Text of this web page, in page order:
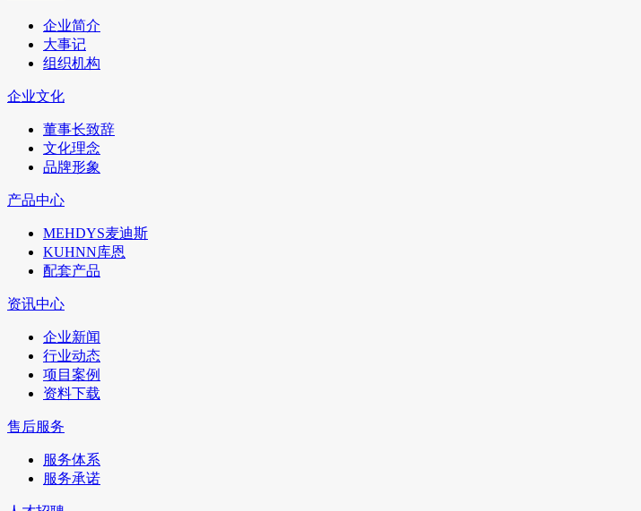
企业简介
大事记
组织机构
企业文化
董事长致辞
文化理念
品牌形象
产品中心
MEHDYS麦迪斯
KUHNN库恩
配套产品
资讯中心
企业新闻
行业动态
项目案例
资料下载
售后服务
服务体系
服务承诺